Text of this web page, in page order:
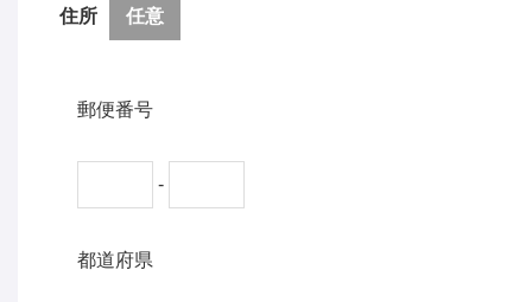
住所 任意
郵便番号
-
都道府県